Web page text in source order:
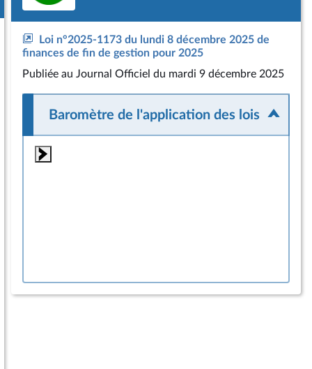
Loi n°2025-1173 du lundi 8 décembre 2025 de
finances de fin de gestion pour 2025
Publiée au Journal Officiel du mardi 9 décembre 2025
Baromètre de l'application des lois